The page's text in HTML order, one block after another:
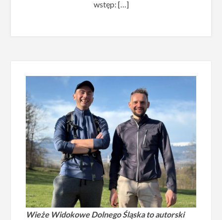
wstęp: […]
Wieże Widokowe Dolnego Śląska to autorski